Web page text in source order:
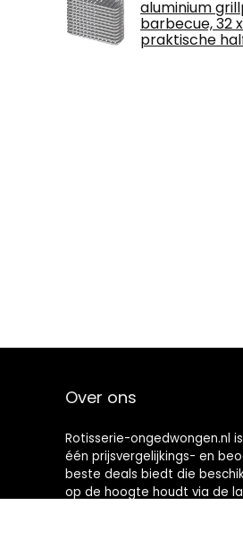
aluminium
barbecue, 32
praktische
Over ons
Rotisserie-ongedwongen.nl
één prijsvergelijkings- en
beste deals biedt die
op de hoogte houdt via de